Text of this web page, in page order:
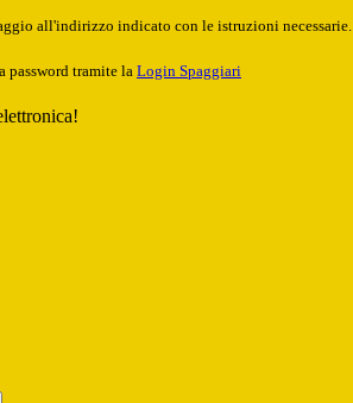
all'indirizzo indicato con le istruzioni necessarie.
password tramite la Login Spaggiari